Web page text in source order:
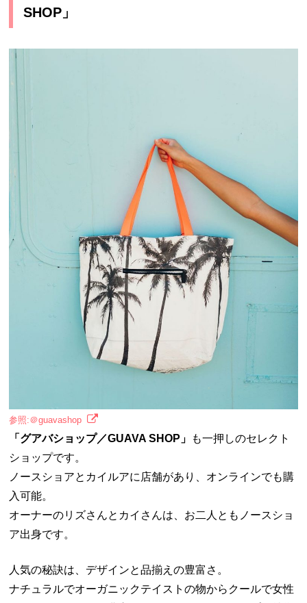
SHOP」
参照:＠guavashop
「グアバショップ／GUAVA SHOP」
も一押しのセレクト
ショップです。
ノースショアとカイルアに店舗があり、オンラインでも購
入可能。
オーナーのリズさんとカイさんは、お二人ともノースショ
ア出身です。
人気の秘訣は、デザインと品揃えの豊富さ。
ナチュラルでオーガニックテイストの物からクールで女性